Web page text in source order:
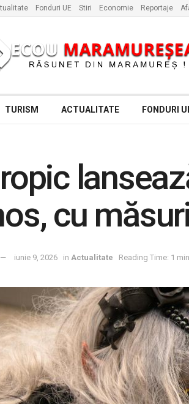
Fonduri UE Stiri Economie Reportaje
TURISM ACTUALITATE FONDURI
cu
iunie 9, 2026 in Actualitate Reading Time: 1